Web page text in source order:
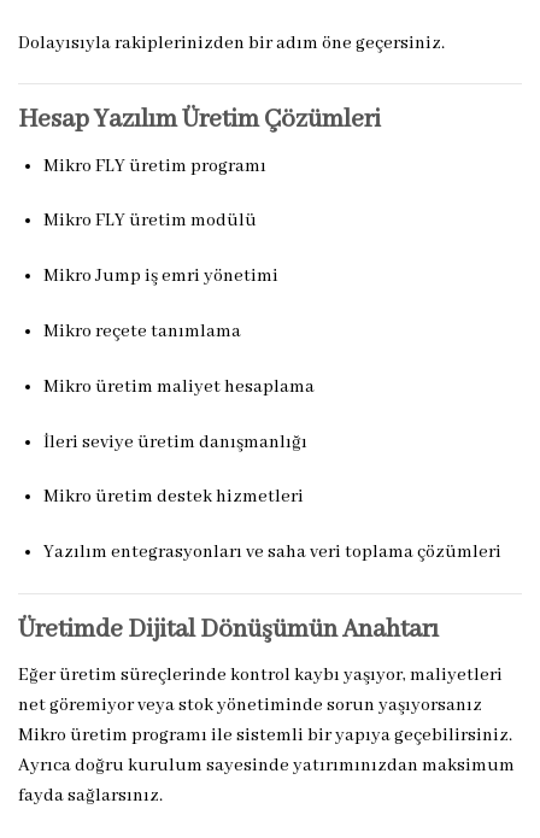
Dolayısıyla rakiplerinizden bir adım öne geçersiniz.
Hesap Yazılım Üretim Çözümleri
Mikro FLY üretim programı
Mikro FLY üretim modülü
Mikro Jump iş emri yönetimi
Mikro reçete tanımlama
Mikro üretim maliyet hesaplama
İleri seviye üretim danışmanlığı
Mikro üretim destek hizmetleri
Yazılım entegrasyonları ve saha veri toplama çözümleri
Üretimde Dijital Dönüşümün Anahtarı
Eğer üretim süreçlerinde kontrol kaybı yaşıyor, maliyetleri
net göremiyor veya stok yönetiminde sorun yaşıyorsanız
Mikro üretim programı ile sistemli bir yapıya geçebilirsiniz.
Ayrıca doğru kurulum sayesinde yatırımınızdan maksimum
fayda sağlarsınız.